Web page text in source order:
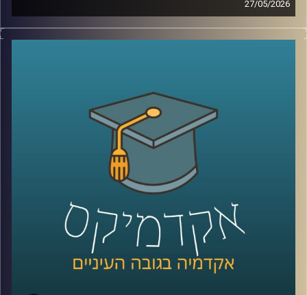
27/05/2026
הרפואה נמצאת היום באחת מנקודות המפנה המשמעותיות
ביותר בתולדותיה.
בינה מלאכותית כבר לא נמצאת רק במעבדות או במחקרים, היא
נכנסת אל תוך חדרי הטיפול, אל תוך רגעים של חוסר ודאות,
ולעיתים גם אל תוך ההחלטות הכי קריטיות שיש.
האם זה הופך את הרפואה למדויקת יותר, או דווקא משנה את
האופן שבו רופאים חושבים, שוקלים ומחליטים?
כדי להבין איך השינוי הזה נראה מבפנים, דווקא באחד
התחומים הכי רגישים ומורכבים ברפואה, עולם הלידות, נמצאת
איתנו היום פרופ’ אסנת ולפיש, מנהלת בית החולים לנשים
בבילינסון ומשנה לדיקן בית הספר לרפואה באוניברסיטת